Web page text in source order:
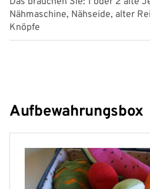
Nähmaschine, Nähseide, alter
Knöpfe
Aufbewahrungsbox